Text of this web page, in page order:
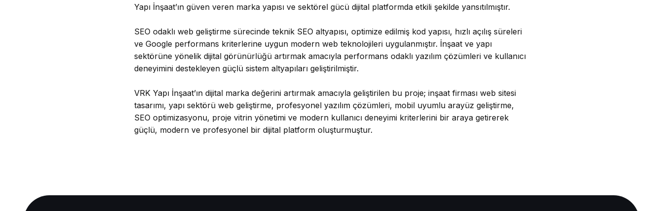
Yapı İnşaat’ın güven veren marka yapısı ve sektörel gücü dijital platformda etkili şekilde yansıtılmıştır.
SEO odaklı web geliştirme sürecinde teknik SEO altyapısı, optimize edilmiş kod yapısı, hızlı açılış süreleri
ve Google performans kriterlerine uygun modern web teknolojileri uygulanmıştır. İnşaat ve yapı
sektörüne yönelik dijital görünürlüğü artırmak amacıyla performans odaklı yazılım çözümleri ve kullanıcı
deneyimini destekleyen güçlü sistem altyapıları geliştirilmiştir.
VRK Yapı İnşaat’ın dijital marka değerini artırmak amacıyla geliştirilen bu proje; inşaat firması web sitesi
tasarımı, yapı sektörü web geliştirme, profesyonel yazılım çözümleri, mobil uyumlu arayüz geliştirme,
SEO optimizasyonu, proje vitrin yönetimi ve modern kullanıcı deneyimi kriterlerini bir araya getirerek
güçlü, modern ve profesyonel bir dijital platform oluşturmuştur.